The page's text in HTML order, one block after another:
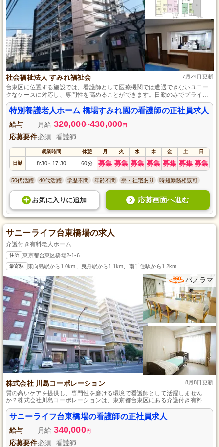
社会福祉法人 すみれ福祉会 7月24日更新
台東区に位置する施設では、看護師として医療機関では遭遇できないユニー
クなケースに対応し、専門性を高めることができます。日勤のみでプライベ
ートも充実させつつ、夜勤がないにも関わらず医療機関と同等の給料水準を
保証します。仕事と生活のバランスを大切にしたい看護師にとって、理想的
な職場です。
特別養護老人ホーム 橋場すみれ園の看護師の正社員求人
給与 月給 320,000~430,000円
応募要件必須: 看護師
就業時間 休憩 月 火 水 木 金 土 日
日勤 8:30～ 17:30 60分 募集 募集 募集 募集 募集 募集 募集
50代活躍 40代活躍 学歴不問 年齢不問 寮・社宅あり 時短勤務相談可
お気に入り に追加 応募画面へ進む
サニーライフ台東橋場の求人
介護付き有料老人ホーム
住所 東京都台東区橋場2-1-6
最寄駅 東向島駅から1.0km、曳舟駅から1.1km、南千住駅から1.2km
パノラマ
株式会社 川島コーポレーション 8月8日更新
質の高いケアを提供し、専門性を磨ける環境で看護師として活躍しません
か？株式会社川島コーポレーションは、東京都台東区にある介護付き有料老
人ホーム『サニーライフ台東橋場』で看護師を募集中です。未経験でも安心
してスタートできる教育体制と充実した福利厚生で、長期的に安定したキャ
リアを築けます。この機会に、新たなキャリアを始めてみませんか？
サニーライフ台東橋場の看護師の正社員求人
給与 月給 340,000円
応募要件必須: 看護師